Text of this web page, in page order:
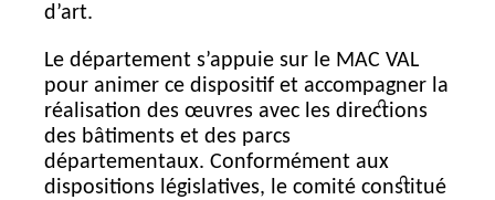
d’art.
Le département s’appuie sur le MAC VAL
pour animer ce dispositif et accompagner la
réalisation des œuvres avec les directions
des bâtiments et des parcs
départementaux. Conformément aux
dispositions législatives, le comité constitué